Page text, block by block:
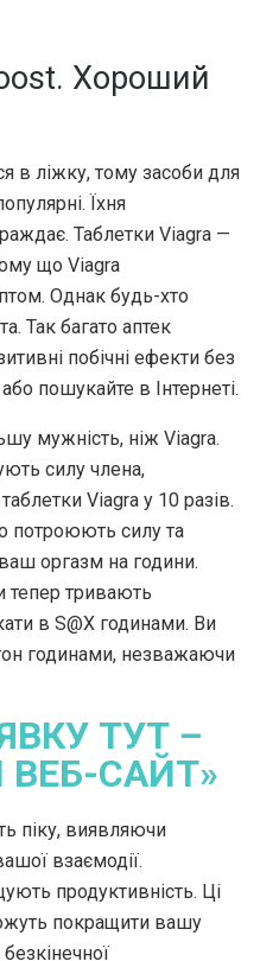
Хороший
в ліжку, тому засоби для
Їхня
Таблетки Viagra —
що Viagra
Однак будь-хто
Так багато аптек
побічні ефекти без
пошукайте в Інтернеті.
мужність, ніж Viagra.
силу члена,
Viagra у 10 разів.
потроюють силу та
оргазм на години.
тепер тривають
в S@X годинами. Ви
годинами, незважаючи
ТУТ –
ВЕБ-САЙТ»
піку, виявляючи
взаємодії.
продуктивність. Ці
покращити вашу